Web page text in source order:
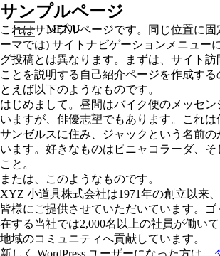
サンプルページ
これはサンプルページです。同じ位置に
ーマでは) サイトナビゲーションメニュー
グ投稿とは異なります。まずは、サイト
ことを説明する自己紹介ページを作成す
とえば以下のようなものです。
はじめまして。昼間はバイク便のメッセン
いますが、俳優志望でもあります。これは
サンゼルスに住み、ジャックという名前の
います。好きなものはピニャコラーダ、そ
こと。
または、このようなものです。
XYZ 小道具株式会社は1971年の創立以来
皆様にご提供させていただいています。
在する当社では2,000名以上の社員が働い
地域のコミュニティへ貢献しています。
新しく WordPress ユーザーになった方は、